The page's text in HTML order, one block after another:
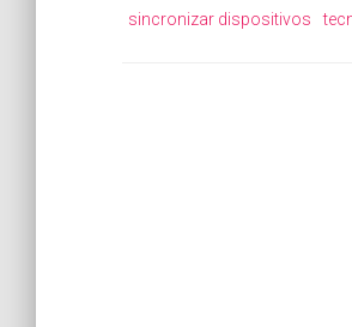
sincronizar dispositivos